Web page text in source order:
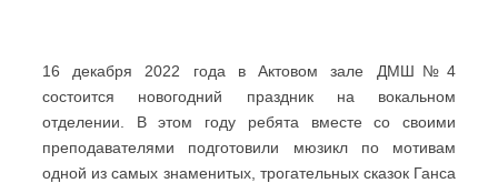
16 декабря 2022 года в Актовом зале ДМШ№4
состоится новогодний праздник на вокальном
отделении. В этом году ребята вместе со своими
преподавателями подготовили мюзикл по мотивам
одной из самых знаменитых, трогательных сказок Ганса